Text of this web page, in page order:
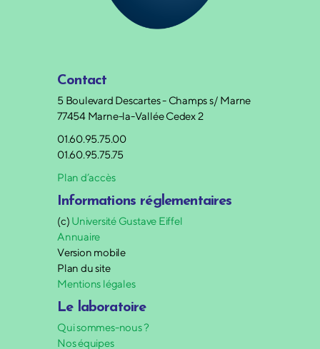
Contact
5 Boulevard Descartes - Champs s/ Marne
77454 Marne-la-Vallée Cedex 2
01.60.95.75.00
01.60.95.75.75
Plan d’accès
Informations réglementaires
(c) Université Gustave Eiffel
Annuaire
Version mobile
Plan du site
Mentions légales
Le laboratoire
Qui sommes-nous ?
Nos équipes